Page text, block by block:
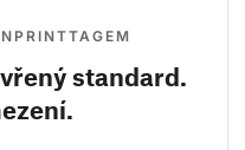
standard.